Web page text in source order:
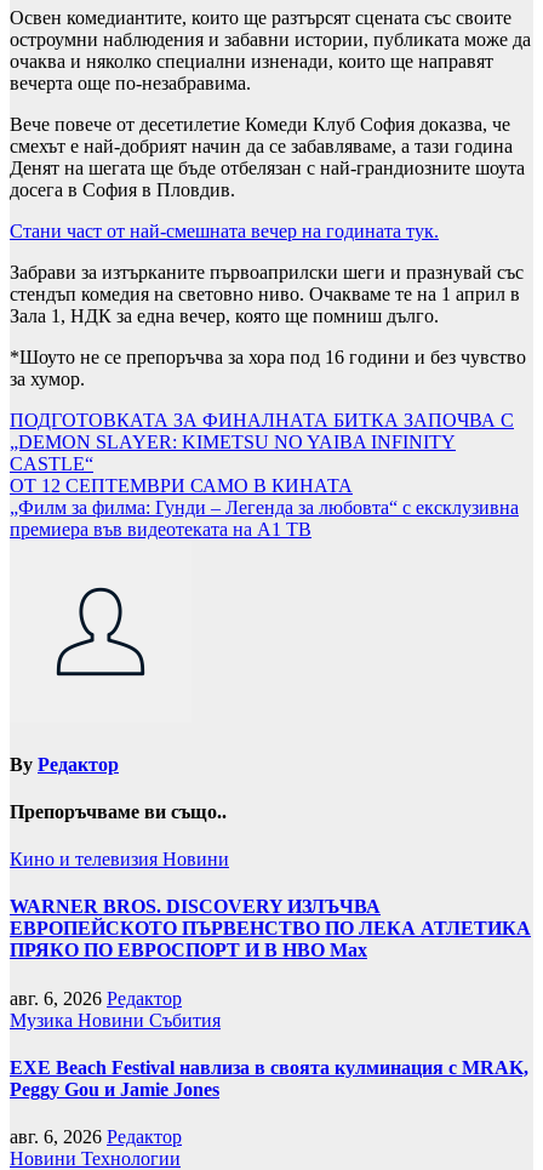
Освен комедиантите, които ще разтърсят сцената със своите
остроумни наблюдения и забавни истории, публиката може да
очаква и няколко специални изненади, които ще направят
вечерта още по-незабравима.
Вече повече от десетилетие Комеди Клуб София доказва, че
смехът е най-добрият начин да се забавляваме, а тази година
Денят на шегата ще бъде отбелязан с най-грандиозните шоута
досега в София в Пловдив.
Стани част от най-смешната вечер на годината тук.
Забрави за изтърканите първоаприлски шеги и празнувай със
стендъп комедия на световно ниво. Очакваме те на 1 април в
Зала 1, НДК за една вечер, която ще помниш дълго.
*Шоуто не се препоръчва за хора под 16 години и без чувство
за хумор.
Навигация
ПОДГОТОВКАТА ЗА ФИНАЛНАТА БИТКА ЗАПОЧВА С
„DEMON SLAYER: KIMETSU NO YAIBA INFINITY
CASTLE“
ОТ 12 СЕПТЕМВРИ САМО В КИНАТА
„Филм за филма: Гунди – Легенда за любовта“ с ексклузивна
премиера във видеотеката на А1 ТВ
By Редактор
Препоръчваме ви също..
Кино и телевизия Новини
WARNER BROS. DISCOVERY ИЗЛЪЧВА
ЕВРОПЕЙСКОТО ПЪРВЕНСТВО ПО ЛЕКА АТЛЕТИКА
ПРЯКО ПО ЕВРОСПОРТ И В НВО Мах
авг. 6, 2026 Редактор
Музика Новини Събития
EXE Beach Festival навлиза в своята кулминация с MRAK,
Peggy Gou и Jamie Jones
авг. 6, 2026 Редактор
Новини Технологии